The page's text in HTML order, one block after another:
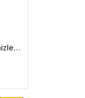
Dolphin S200 Havuz Temizleme Robotu